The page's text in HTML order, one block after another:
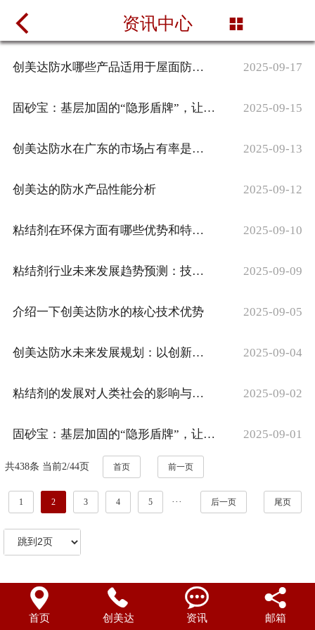
首页
联系我们
 资讯中心 
创美达防水哪些产品适用于屋面防水工程 2025-09-17
固砂宝：基层加固的“隐形盾牌”，让装修质量更持久 2025-09-15
创美达防水在广东的市场占有率是多少 2025-09-13
创美达的防水产品性能分析 2025-09-12
粘结剂在环保方面有哪些优势和特点呢 2025-09-10
粘结剂行业未来发展趋势预测：技术驱动、绿色转型与全球化竞争 2025-09-09
介绍一下创美达防水的核心技术优势 2025-09-05
创美达防水未来发展规划：以创新驱动，引领行业绿色智能化转型 2025-09-04
粘结剂的发展对人类社会的影响与作用 2025-09-02
固砂宝：基层加固的“隐形盾牌”，让装修告别“起砂危机” 2025-09-01
共438条 当前2/44页 首页 前一页
1 2 3 4 5 ··· 后一页 尾页

首页

创美达

资讯

邮箱